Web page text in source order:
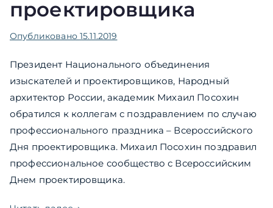
проектировщика
Опубликовано 15.11.2019
Президент Национального объединения
изыскателей и проектировщиков, Народный
архитектор России, академик Михаил Посохин
обратился к коллегам с поздравлением по случаю
профессионального праздника – Всероссийского
Дня проектировщика. Михаил Посохин поздравил
профессиональное сообщество с Всероссийским
Днем проектировщика.